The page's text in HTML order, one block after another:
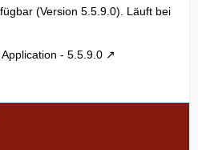
(Version 5.5.9.0). Läuft bei
- 5.5.9.0